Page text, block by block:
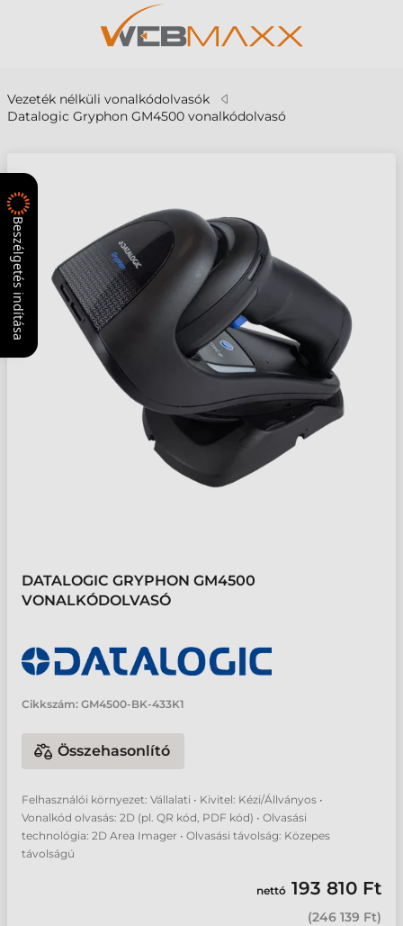
Vezeték nélküli vonalkódolvasók
Datalogic Gryphon GM4500 vonalkódolvasó
DATALOGIC GRYPHON GM4500
VONALKÓDOLVASÓ
Cikkszám: GM4500-BK-433K1
Összehasonlító
Felhasználói környezet: Vállalati • Kivitel: Kézi/Állványos •
Vonalkód olvasás: 2D (pl. QR kód, PDF kód) • Olvasási
technológia: 2D Area Imager • Olvasási távolság: Közepes
távolságú
nettó 193 810 Ft
(246 139 Ft)
Beszélgetés indítása